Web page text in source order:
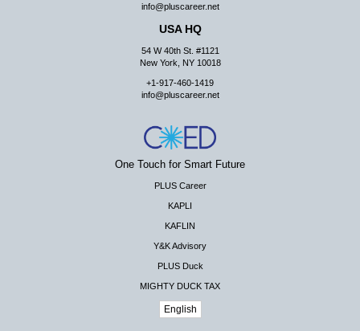
info@pluscareer.net
USA HQ
54 W 40th St. #1121
New York, NY 10018
+1-917-460-1419
info@pluscareer.net
One Touch for Smart Future
PLUS Career
KAPLI
KAFLIN
Y&K Advisory
PLUS Duck
MIGHTY DUCK TAX
English